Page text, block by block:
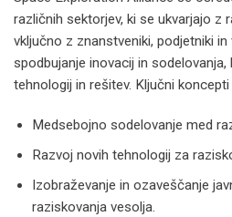
različnih sektorjev, ki se ukvarjajo z
vključno z znanstveniki, podjetniki in
spodbujanje inovacij in
tehnologij in rešitev. Ključni koncepti
Medsebojno sodelovanje med
Razvoj novih tehnologij za
Izobraževanje in ozaveščanje
raziskovanja vesolja.